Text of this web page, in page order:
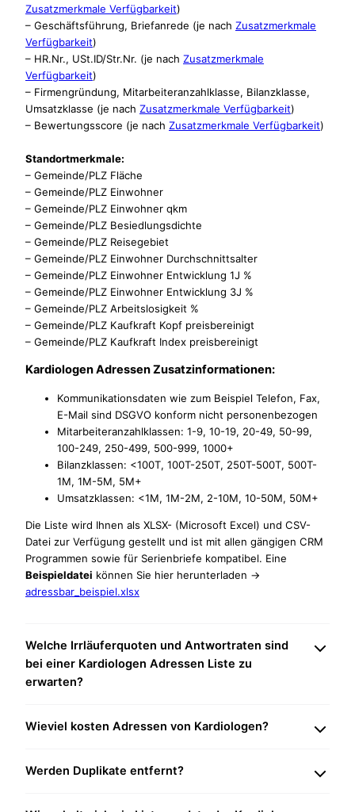
Zusatzmerkmale Verfügbarkeit)
– Geschäftsführung, Briefanrede (je nach Zusatzmerkmale
Verfügbarkeit)
– HR.Nr., USt.ID/Str.Nr. (je nach Zusatzmerkmale
Verfügbarkeit)
– Firmengründung, Mitarbeiteranzahlklasse, Bilanzklasse,
Umsatzklasse (je nach Zusatzmerkmale Verfügbarkeit)
– Bewertungsscore (je nach Zusatzmerkmale Verfügbarkeit)
Standortmerkmale:
– Gemeinde/PLZ Fläche
– Gemeinde/PLZ Einwohner
– Gemeinde/PLZ Einwohner qkm
– Gemeinde/PLZ Besiedlungsdichte
– Gemeinde/PLZ Reisegebiet
– Gemeinde/PLZ Einwohner Durchschnittsalter
– Gemeinde/PLZ Einwohner Entwicklung 1J %
– Gemeinde/PLZ Einwohner Entwicklung 3J %
– Gemeinde/PLZ Arbeitslosigkeit %
– Gemeinde/PLZ Kaufkraft Kopf preisbereinigt
– Gemeinde/PLZ Kaufkraft Index preisbereinigt
Kardiologen Adressen Zusatzinformationen:
Kommunikationsdaten wie zum Beispiel Telefon, Fax,
E-Mail sind DSGVO konform nicht personenbezogen
Mitarbeiteranzahlklassen: 1-9, 10-19, 20-49, 50-99,
100-249, 250-499, 500-999, 1000+
Bilanzklassen: <100T, 100T-250T, 250T-500T, 500T-
1M, 1M-5M, 5M+
Umsatzklassen: <1M, 1M-2M, 2-10M, 10-50M, 50M+
Die Liste wird Ihnen als XLSX- (Microsoft Excel) und CSV-
Datei zur Verfügung gestellt und ist mit allen gängigen CRM
Programmen sowie für Serienbriefe kompatibel. Eine
Beispieldatei können Sie hier herunterladen ->
adressbar_beispiel.xlsx
Welche Irrläuferquoten und Antwortraten sind
bei einer Kardiologen Adressen Liste zu
erwarten?
Wieviel kosten Adressen von Kardiologen?
Werden Duplikate entfernt?